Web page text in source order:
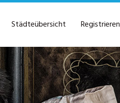
Städteübersicht Registrieren